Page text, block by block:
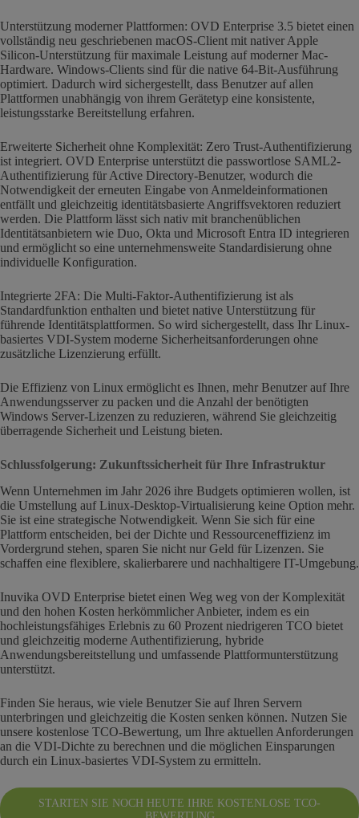
Unterstützung moderner Plattformen: OVD Enterprise 3.5 bietet einen
vollständig neu geschriebenen macOS-Client mit nativer Apple
Silicon-Unterstützung für maximale Leistung auf moderner Mac-
Hardware. Windows-Clients sind für die native 64-Bit-Ausführung
optimiert. Dadurch wird sichergestellt, dass Benutzer auf allen
Plattformen unabhängig von ihrem Gerätetyp eine konsistente,
leistungsstarke Bereitstellung erfahren.
Erweiterte Sicherheit ohne Komplexität: Zero Trust-Authentifizierung
ist integriert. OVD Enterprise unterstützt die passwortlose SAML2-
Authentifizierung für Active Directory-Benutzer, wodurch die
Notwendigkeit der erneuten Eingabe von Anmeldeinformationen
entfällt und gleichzeitig identitätsbasierte Angriffsvektoren reduziert
werden. Die Plattform lässt sich nativ mit branchenüblichen
Identitätsanbietern wie Duo, Okta und Microsoft Entra ID integrieren
und ermöglicht so eine unternehmensweite Standardisierung ohne
individuelle Konfiguration.
Integrierte 2FA: Die Multi-Faktor-Authentifizierung ist als
Standardfunktion enthalten und bietet native Unterstützung für
führende Identitätsplattformen. So wird sichergestellt, dass Ihr Linux-
basiertes VDI-System moderne Sicherheitsanforderungen ohne
zusätzliche Lizenzierung erfüllt.
Die Effizienz von Linux ermöglicht es Ihnen, mehr Benutzer auf Ihre
Anwendungsserver zu packen und die Anzahl der benötigten
Windows Server-Lizenzen zu reduzieren, während Sie gleichzeitig
überragende Sicherheit und Leistung bieten.
Schlussfolgerung: Zukunftssicherheit für Ihre Infrastruktur
Wenn Unternehmen im Jahr 2026 ihre Budgets optimieren wollen, ist
die Umstellung auf Linux-Desktop-Virtualisierung keine Option mehr.
Sie ist eine strategische Notwendigkeit. Wenn Sie sich für eine
Plattform entscheiden, bei der Dichte und Ressourceneffizienz im
Vordergrund stehen, sparen Sie nicht nur Geld für Lizenzen. Sie
schaffen eine flexiblere, skalierbarere und nachhaltigere IT-Umgebung.
Inuvika OVD Enterprise bietet einen Weg weg von der Komplexität
und den hohen Kosten herkömmlicher Anbieter, indem es ein
hochleistungsfähiges Erlebnis zu 60 Prozent niedrigeren TCO bietet
und gleichzeitig moderne Authentifizierung, hybride
Anwendungsbereitstellung und umfassende Plattformunterstützung
unterstützt.
Finden Sie heraus, wie viele Benutzer Sie auf Ihren Servern
unterbringen und gleichzeitig die Kosten senken können. Nutzen Sie
unsere kostenlose TCO-Bewertung, um Ihre aktuellen Anforderungen
an die VDI-Dichte zu berechnen und die möglichen Einsparungen
durch ein Linux-basiertes VDI-System zu ermitteln.
STARTEN SIE NOCH HEUTE IHRE KOSTENLOSE TCO-